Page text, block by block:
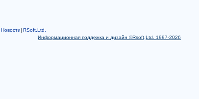
Новости| RSoft,Ltd.
Информационная поддежка и дизайн ©Rsoft,Ltd. 1997-2026